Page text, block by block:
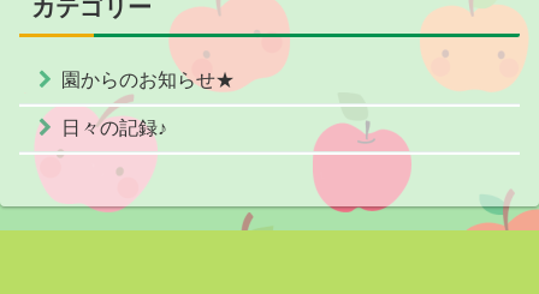
カテゴリー
園からのお知らせ★
日々の記録♪